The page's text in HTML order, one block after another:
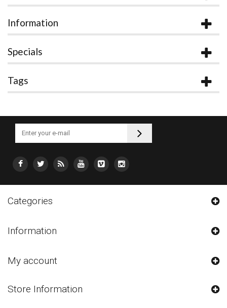
Information
Specials
Tags
Categories
Information
My account
Store Information